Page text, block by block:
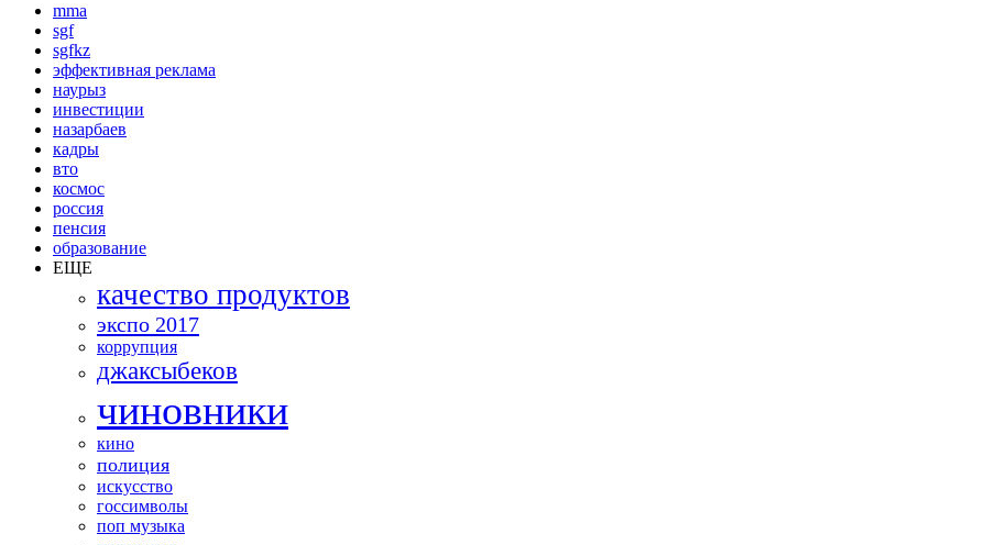
mma
sgf
sgfkz
эффективная реклама
наурыз
инвестиции
назарбаев
кадры
вто
космос
россия
пенсия
образование
ЕЩЕ
качество продуктов
экспо 2017
коррупция
джаксыбеков
чиновники
кино
полиция
искусство
госсимволы
поп музыка